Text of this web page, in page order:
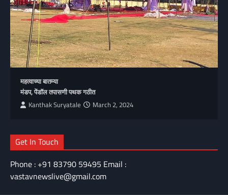
महत्वाच्या बातम्या
मंडप, पेंडॉल तपासणी पथक गठीत
Kanthak Suryatale March 2, 2024
Get In Touch
Phone : +91 83790 59495 Email :
vastavnewslive@gmail.com